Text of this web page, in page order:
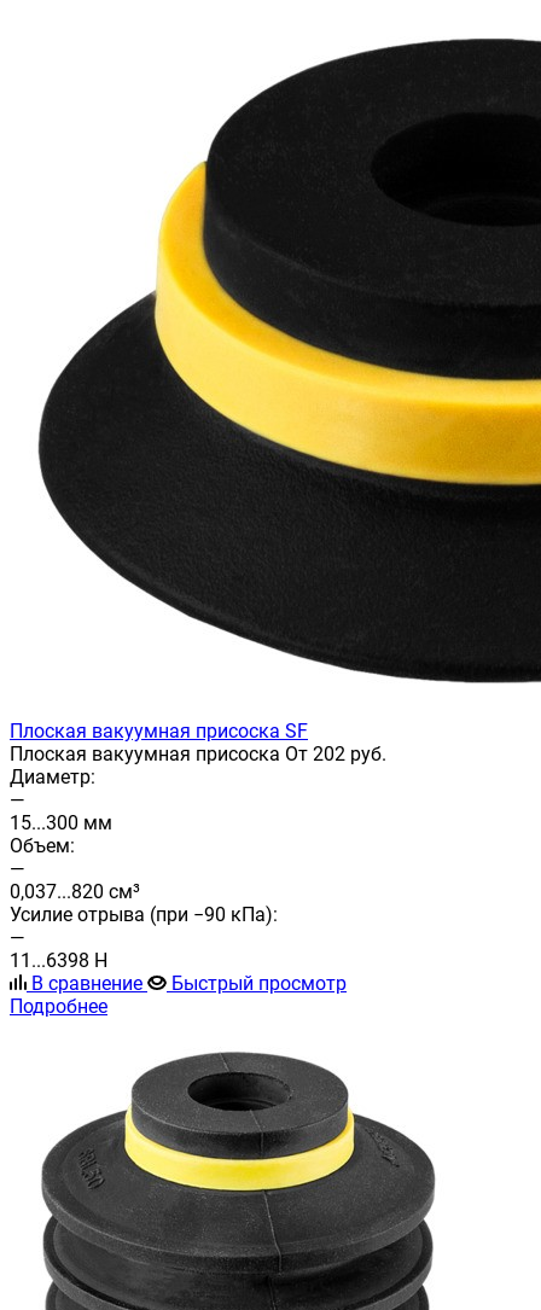
Плоская вакуумная присоска SF
Плоская вакуумная присоска От 202 руб.
Диаметр:
—
15...300 мм
Объем:
—
0,037...820 см³
Усилие отрыва (при −90 кПа):
—
11...6398 Н
В сравнение
Быстрый просмотр
Подробнее